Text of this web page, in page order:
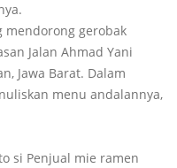
mendorong gerobak
Jalan Ahmad Yani
Jawa Barat. Dalam
menu andalannya,
si Penjual mie ramen